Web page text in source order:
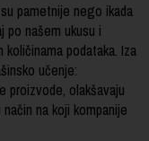
pametnije nego ikada
po našem ukusu i
podataka. Iza
učenje:
proizvode, olakšavaju
na koji kompanije